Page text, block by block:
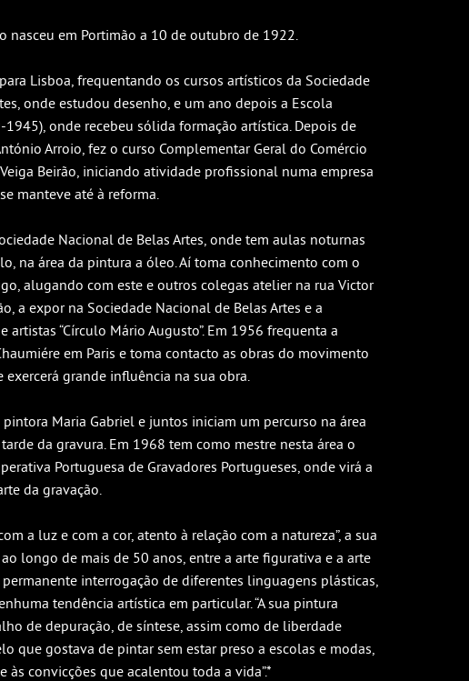
nasceu em Portimão a 10 de outubro de 1922.
Lisboa, frequentando os cursos artísticos da Sociedade
onde estudou desenho, e um ano depois a Escola
onde recebeu sólida formação artística. Depois de
Arroio, fez o curso Complementar Geral do Comércio
Beirão, iniciando atividade profissional numa empresa
manteve até à reforma.
Nacional de Belas Artes, onde tem aulas noturnas
na área da pintura a óleo. Aí toma conhecimento com o
alugando com este e outros colegas atelier na rua Victor
a expor na Sociedade Nacional de Belas Artes e a
artistas “Círculo Mário Augusto”. Em 1956 frequenta a
em Paris e toma contacto as obras do movimento
exercerá grande influência na sua obra.
pintora Maria Gabriel e juntos iniciam um percurso na área
da gravura. Em 1968 tem como mestre nesta área o
Portuguesa de Gravadores Portugueses, onde virá a
da gravação.
a luz e com a cor, atento à relação com a natureza”, a sua
longo de mais de 50 anos, entre a arte figurativa e a arte
interrogação de diferentes linguagens plásticas,
tendência artística em particular. “A sua pintura
de depuração, de síntese, assim como de liberdade
que gostava de pintar sem estar preso a escolas e modas,
às convicções que acalentou toda a vida”.*